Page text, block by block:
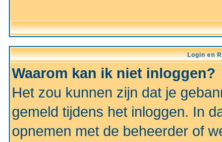
Login en
Waarom kan ik niet inloggen?
Het zou kunnen zijn dat je
gemeld tijdens het inloggen. In
opnemen met de beheerder of